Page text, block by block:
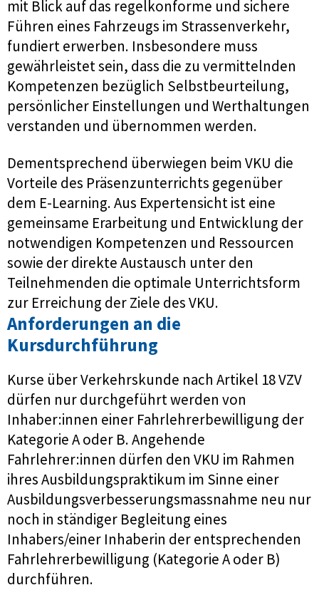
mit Blick auf das regelkonforme und sichere
Führen eines Fahrzeugs im Strassenverkehr,
fundiert erwerben. Insbesondere muss
gewährleistet sein, dass die zu vermittelnden
Kompetenzen bezüglich Selbstbeurteilung,
persönlicher Einstellungen und Werthaltungen
verstanden und übernommen werden.
Dementsprechend überwiegen beim VKU die
Vorteile des Präsenzunterrichts gegenüber
dem E-Learning. Aus Expertensicht ist eine
gemeinsame Erarbeitung und Entwicklung der
notwendigen Kompetenzen und Ressourcen
sowie der direkte Austausch unter den
Teilnehmenden die optimale Unterrichtsform
zur Erreichung der Ziele des VKU.
Anforderungen an die
Kursdurchführung
Kurse über Verkehrskunde nach Artikel 18 VZV
dürfen nur durchgeführt werden von
Inhaber:innen einer Fahrlehrerbewilligung der
Kategorie A oder B. Angehende
Fahrlehrer:innen dürfen den VKU im Rahmen
ihres Ausbildungspraktikum im Sinne einer
Ausbildungsverbesserungsmassnahme neu nur
noch in ständiger Begleitung eines
Inhabers/einer Inhaberin der entsprechenden
Fahrlehrerbewilligung (Kategorie A oder B)
durchführen.